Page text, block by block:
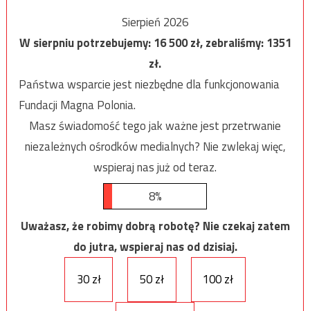
Sierpień 2026
W sierpniu potrzebujemy:16 500zł, zebraliśmy:1351
zł.
Państwa wsparcie jest niezbędne dla funkcjonowania
Fundacji Magna Polonia.
Masz świadomość tego jak ważne jest przetrwanie
niezależnych ośrodków medialnych? Nie zwlekaj więc,
wspieraj nas już od teraz.
8%
Uważasz, że robimy dobrą robotę? Nie czekaj zatem
do jutra, wspieraj nas od dzisiaj.
30 zł
50 zł 100 zł